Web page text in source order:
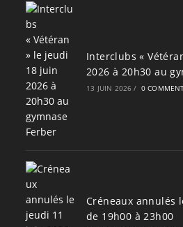
Interclubs «
2026 à 20h30 au
13 JUIN 2026 / 0
Créneaux annulés
de 19h00 à 23h00